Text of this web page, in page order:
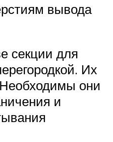
вывода
секции для
Их
они
и